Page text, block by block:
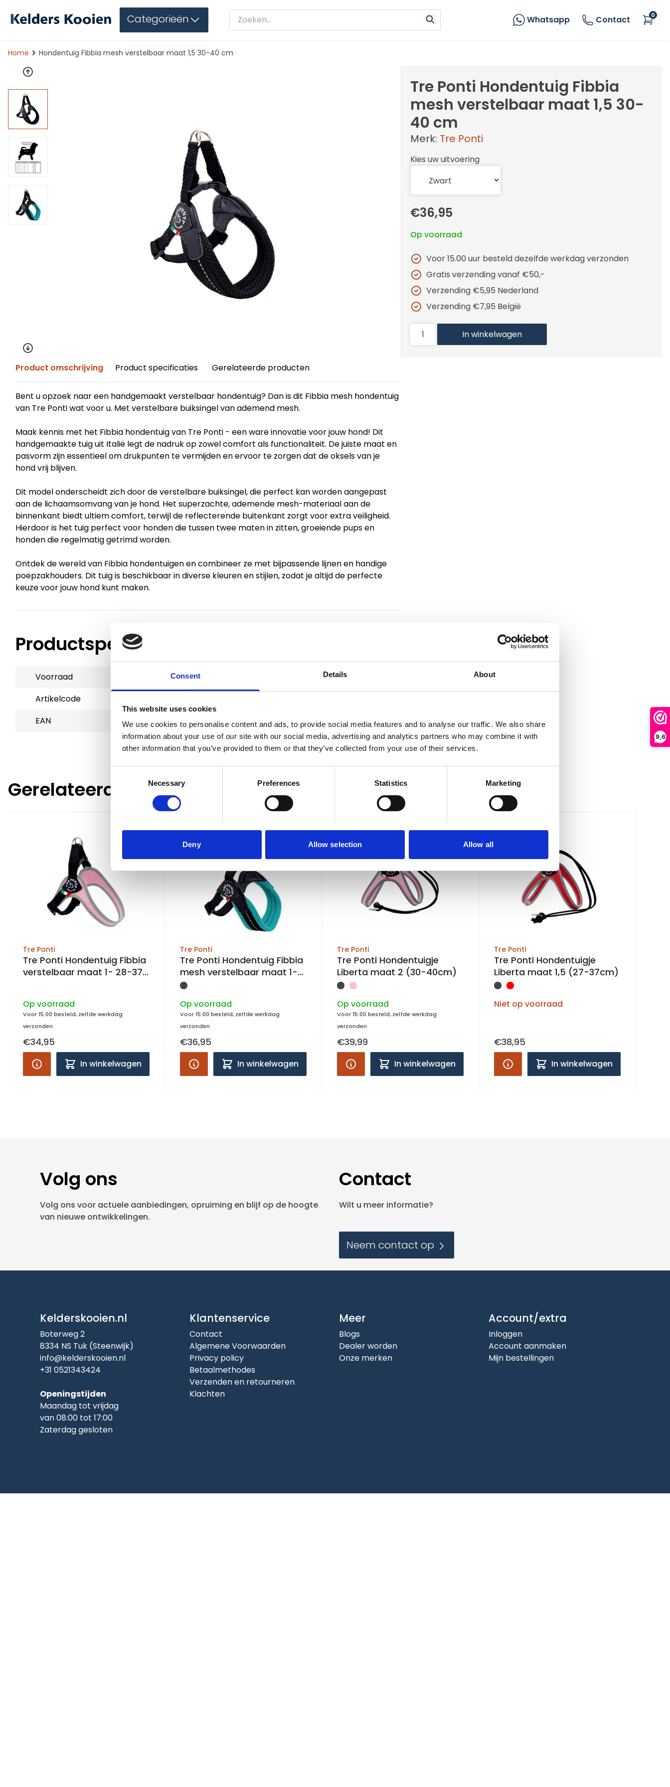
9,6
Consent Details About
This website uses cookies
We use cookies to personalise content and ads, to provide social media features and to analyse our traffic. We also share
information about your use of our site with our social media, advertising and analytics partners who may combine it with
other information that you’ve provided to them or that they’ve collected from your use of their services.
Necessary Preferences Statistics Marketing
Deny Allow selection Allow all
Categorieën Whatsapp Contact 0
Home Hondentuig Fibbia mesh verstelbaar maat 1,5 30-40 cm
Product omschrijving Product specificaties Gerelateerde producten
Bent u opzoek naar een handgemaakt verstelbaar hondentuig? Dan is dit Fibbia mesh hondentuig
van Tre Ponti wat voor u. Met verstelbare buiksingel van ademend mesh.
Maak kennis met het Fibbia hondentuig van Tre Ponti - een ware innovatie voor jouw hond! Dit
handgemaakte tuig uit Italië legt de nadruk op zowel comfort als functionaliteit. De juiste maat en
pasvorm zijn essentieel om drukpunten te vermijden en ervoor te zorgen dat de oksels van je
hond vrij blijven.
Dit model onderscheidt zich door de verstelbare buiksingel, die perfect kan worden aangepast
aan de lichaamsomvang van je hond. Het superzachte, ademende mesh-materiaal aan de
binnenkant biedt ultiem comfort, terwijl de reflecterende buitenkant zorgt voor extra veiligheid.
Hierdoor is het tuig perfect voor honden die tussen twee maten in zitten, groeiende pups en
honden die regelmatig getrimd worden.
Ontdek de wereld van Fibbia hondentuigen en combineer ze met bijpassende lijnen en handige
poepzakhouders. Dit tuig is beschikbaar in diverse kleuren en stijlen, zodat je altijd de perfecte
keuze voor jouw hond kunt maken.
Productspecificaties
Voorraad
Artikelcode
EAN
8031430016837
Tre Ponti Hondentuig Fibbia
mesh verstelbaar maat 1,5 30-
40 cm
Merk: Tre Ponti
Kies uw uitvoering
€36,95
Op voorraad
Voor 15.00 uur besteld dezelfde werkdag verzonden
Gratis verzending vanaf €50,-
Verzending €5,95 Nederland
Verzending €7,95 België
In winkelwagen
Gerelateerde producten
Tre Ponti
Tre Ponti Hondentuig Fibbia
verstelbaar maat 1- 28-37
Op voorraad
Voor 15:00 besteld, zelfde werkdag
verzonden
€34,95
In winkelwagen
Tre Ponti
Tre Ponti Hondentuig Fibbia
mesh verstelbaar maat 1-
28-38 cm
Op voorraad
Voor 15:00 besteld, zelfde werkdag
verzonden
€36,95
In winkelwagen
Tre Ponti
Tre Ponti Hondentuigje
Liberta maat 2 (30-40cm)
Op voorraad
Voor 15:00 besteld, zelfde werkdag
verzonden
€39,99
In winkelwagen
Tre Ponti
Tre Ponti Hondentuigje
Liberta maat 1,5 (27-37cm)
Niet op voorraad
€38,95
In winkelwagen
Volg ons
Volg ons voor actuele aanbiedingen, opruiming en blijf op de hoogte
van nieuwe ontwikkelingen.
Contact
Wilt u meer informatie?
Neem contact op
Kelderskooien.nl
Boterweg 2
8334 NS Tuk (Steenwijk)
info@kelderskooien.nl
+31 0521343424
Openingstijden
Maandag tot vrijdag
van 08:00 tot 17:00
Zaterdag gesloten
Klantenservice
Contact
Algemene Voorwaarden
Privacy policy
Betaalmethodes
Verzenden en retourneren
Klachten
Meer
Blogs
Dealer worden
Onze merken
Account/extra
Inloggen
Account aanmaken
Mijn bestellingen